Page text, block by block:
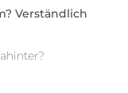
Verständlich